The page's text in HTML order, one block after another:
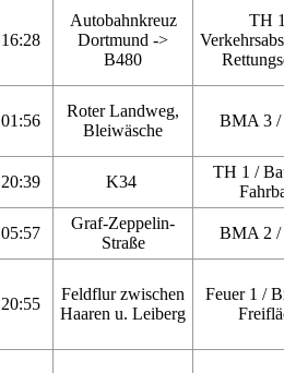
16:28
Autobahnkreuz
Dortmund ->
B480
TH
01:56
Roter Landweg,
Bleiwäsche
BMA 3 /
20:39 K34
TH 1 /
05:57
Graf-Zeppelin-
Straße
BMA 2 /
20:55
Feldflur zwischen
Haaren u. Leiberg
Feuer 1 /